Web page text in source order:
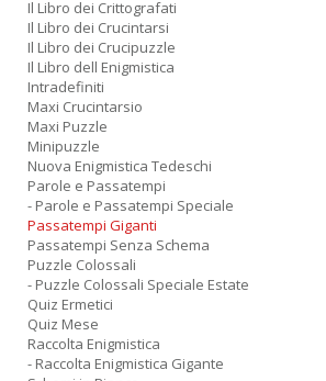
Il Libro dei Crittografati
Il Libro dei Crucintarsi
Il Libro dei Crucipuzzle
Il Libro dell Enigmistica
Intradefiniti
Maxi Crucintarsio
Maxi Puzzle
Minipuzzle
Nuova Enigmistica Tedeschi
Parole e Passatempi
- Parole e Passatempi Speciale
Passatempi Giganti
Passatempi Senza Schema
Puzzle Colossali
- Puzzle Colossali Speciale Estate
Quiz Ermetici
Quiz Mese
Raccolta Enigmistica
- Raccolta Enigmistica Gigante